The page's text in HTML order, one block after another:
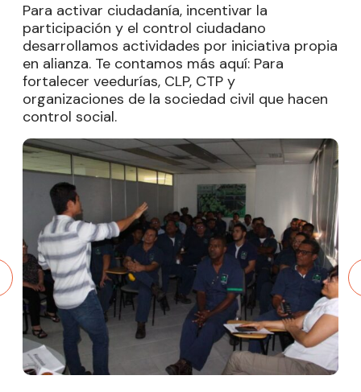
Para activar ciudadanía, incentivar la
participación y el control ciudadano
desarrollamos actividades por iniciativa propia
en alianza. Te contamos más aquí: Para
fortalecer veedurías, CLP, CTP y
organizaciones de la sociedad civil que hacen
control social.